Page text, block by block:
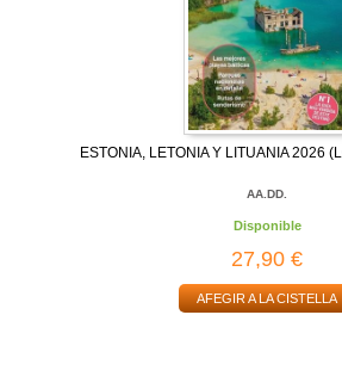
ESTONIA, LETONIA Y LITUANIA 2026
AA.DD.
Disponible
27,90 €
AFEGIR A LA CISTELLA